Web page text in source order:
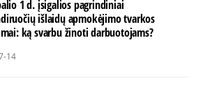
1 d. įsigalios pagrindiniai
išlaidų apmokėjimo tvarkos
ką svarbu žinoti darbuotojams?
14